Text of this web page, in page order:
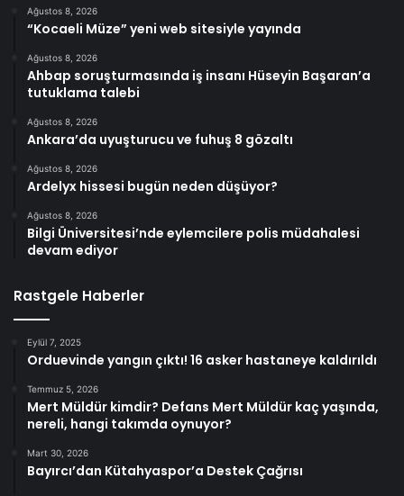
Ağustos 8, 2026
“Kocaeli Müze” yeni web sitesiyle yayında
Ağustos 8, 2026
Ahbap soruşturmasında iş insanı Hüseyin Başaran’a
tutuklama talebi
Ağustos 8, 2026
Ankara’da uyuşturucu ve fuhuş 8 gözaltı
Ağustos 8, 2026
Ardelyx hissesi bugün neden düşüyor?
Ağustos 8, 2026
Bilgi Üniversitesi’nde eylemcilere polis müdahalesi
devam ediyor
Rastgele Haberler
Eylül 7, 2025
Orduevinde yangın çıktı! 16 asker hastaneye kaldırıldı
Temmuz 5, 2026
Mert Müldür kimdir? Defans Mert Müldür kaç yaşında,
nereli, hangi takımda oynuyor?
Mart 30, 2026
Bayırcı’dan Kütahyaspor’a Destek Çağrısı